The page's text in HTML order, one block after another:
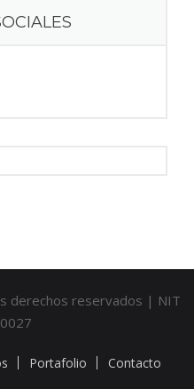
derechos reservados | NIT
Portafolio Contacto